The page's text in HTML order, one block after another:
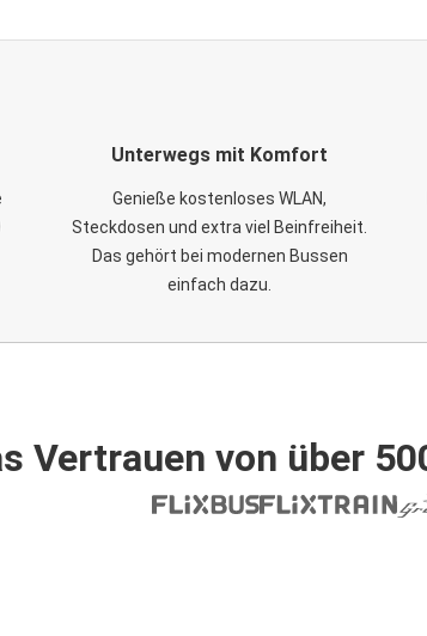
Unterwegs mit Komfort
Genieße kostenloses WLAN,
Steckdosen und extra viel Beinfreiheit.
Das gehört bei modernen Bussen
einfach dazu.
Vertrauen von über